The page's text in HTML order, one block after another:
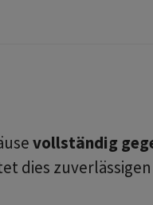
vollständig
dies